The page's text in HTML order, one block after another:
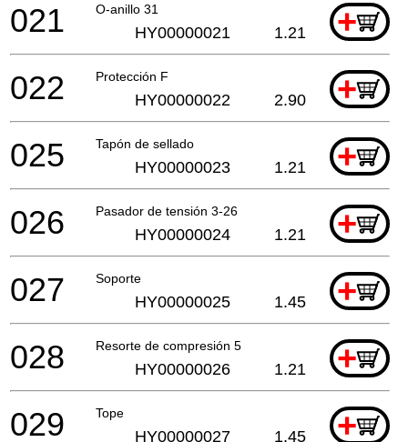
O-anillo 31 +
021 HY00000021 1.21
Protección F +
022 HY00000022 2.90
Tapón de sellado +
025 HY00000023 1.21
Pasador de tensión 3-26 +
026 HY00000024 1.21
Soporte +
027 HY00000025 1.45
Resorte de compresión 5 +
028 HY00000026 1.21
Tope +
029 HY00000027 1.45